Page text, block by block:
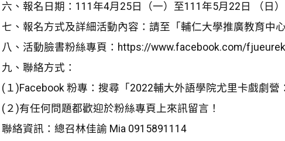
六、報名日期：111年4月25日（一）至111年5月22日 （日
七、報名方式及詳細活動內容：請至「輔仁大學推廣教育中
八、活動臉書粉絲專頁：https://www.facebook.com/
九、聯絡方式：
(１)Facebook 粉專：搜尋「2022輔大外語學院尤里卡戲劇營
(２)有任何問題都歡迎於粉絲專頁上來訊留言！
聯絡資訊：總召林佳諭 Mia 0915891114